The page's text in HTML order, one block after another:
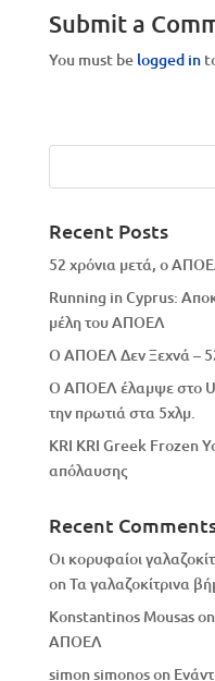
Submit a
You must be logged in
Recent Posts
52 χρόνια μετά, ο
Running in Cyprus:
μέλη του ΑΠΟΕΛ
Ο ΑΠΟΕΛ Δεν Ξεχνά –
Ο ΑΠΟΕΛ έλαμψε στο
την πρωτιά στα 5χλμ.
KRI KRI Greek Frozen
απόλαυσης
Recent
Οι κορυφαίοι
onΤα γαλαζοκίτρινα
Konstantinos Mousason
ΑΠΟΕΛ
simon simonoson